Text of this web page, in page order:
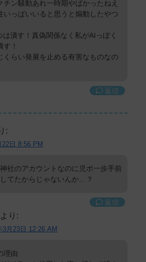
チン騒動あれ一時期やばかったねえ
いっぱいいると思うと煽動したやつ
潰す！真偽関係なく私がAIっぽく
す！
くらい発展を止める有害なものなの
返信
:
22日 8:56 PM
社のアカウントなのに児ポ一歩手前
てたからじゃないんか…？
返信
より:
3月23日 12:26 AM
理由